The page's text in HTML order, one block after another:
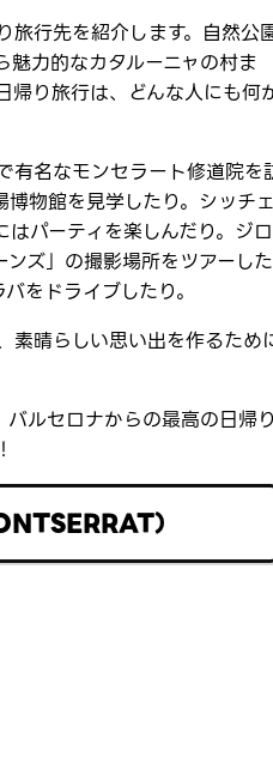
旅行先を紹介します。自然公
魅力的なカタルーニャの村ま
帰り旅行は、どんな人にも何
有名なモンセラート修道院を
物館を見学したり。シッチ
パーティを楽しんだり。ジロ
ズ」の撮影場所をツアーした
をドライブしたり。
素晴らしい思い出を作るため
バルセロナからの最高の日帰
）